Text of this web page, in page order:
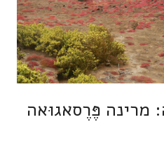
מרינה פֶּרֶסאגוּאה